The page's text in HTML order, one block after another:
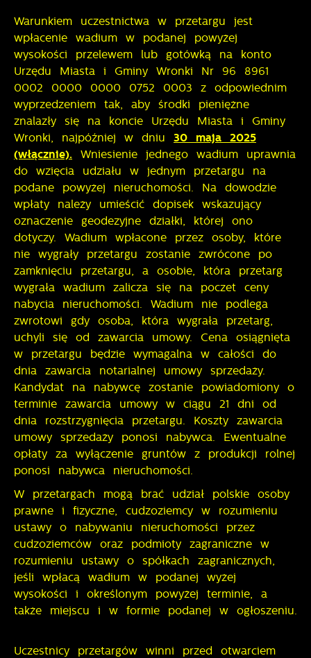
Warunkiem uczestnictwa w przetargu jest
wpłacenie wadium w podanej powyżej
wysokości przelewem lub gotówką na konto
Urzędu Miasta i Gminy Wronki Nr 96 8961
0002 0000 0000 0752 0003 z odpowiednim
wyprzedzeniem tak, aby środki pieniężne
znalazły się na koncie Urzędu Miasta i Gminy
Wronki, najpóźniej w dniu 30 maja 2025
(włącznie). Wniesienie jednego wadium uprawnia
do wzięcia udziału w jednym przetargu na
podane powyżej nieruchomości. Na dowodzie
wpłaty należy umieścić dopisek wskazujący
oznaczenie geodezyjne działki, której ono
dotyczy. Wadium wpłacone przez osoby, które
nie wygrały przetargu zostanie zwrócone po
zamknięciu przetargu, a osobie, która przetarg
wygrała wadium zalicza się na poczet ceny
nabycia nieruchomości. Wadium nie podlega
zwrotowi gdy osoba, która wygrała przetarg,
uchyli się od zawarcia umowy. Cena osiągnięta
w przetargu będzie wymagalna w całości do
dnia zawarcia notarialnej umowy sprzedaży.
Kandydat na nabywcę zostanie powiadomiony o
terminie zawarcia umowy w ciągu 21 dni od
dnia rozstrzygnięcia przetargu. Koszty zawarcia
umowy sprzedaży ponosi nabywca. Ewentualne
opłaty za wyłączenie gruntów z produkcji rolnej
ponosi nabywca nieruchomości.
W przetargach mogą brać udział polskie osoby
prawne i fizyczne, cudzoziemcy w rozumieniu
ustawy o nabywaniu nieruchomości przez
cudzoziemców oraz podmioty zagraniczne w
rozumieniu ustawy o spółkach zagranicznych,
jeśli wpłacą wadium w podanej wyżej
wysokości i określonym powyżej terminie, a
także miejscu i w formie podanej w ogłoszeniu.
Uczestnicy przetargów winni przed otwarciem